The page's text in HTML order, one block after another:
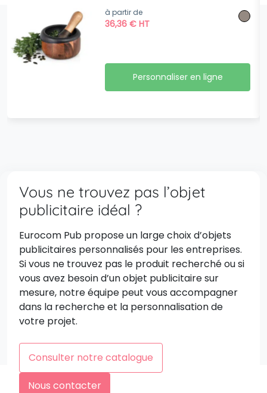
à partir de
36,36€ HT
Personnaliser en ligne
Vous ne trouvez pas l’objet
publicitaire idéal ?
Eurocom Pub propose un large choix d’objets
publicitaires personnalisés pour les entreprises.
Si vous ne trouvez pas le produit recherché ou si
vous avez besoin d’un objet publicitaire sur
mesure, notre équipe peut vous accompagner
dans la recherche et la personnalisation de
votre projet.
Consulter notre catalogue
Nous contacter